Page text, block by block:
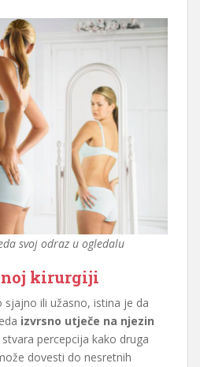
svoj odraz u ogledalu
kirurgiji
ili užasno, istina je da
izvrsno utječe na njezin
percepcija kako druga
dovesti do nesretnih